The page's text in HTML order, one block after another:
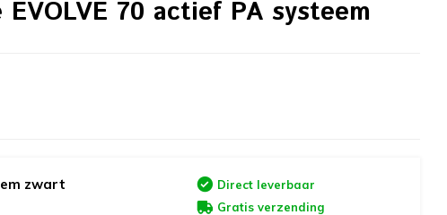
70 actief PA systeem
zwart
Direct leverbaar
Gratis verzending